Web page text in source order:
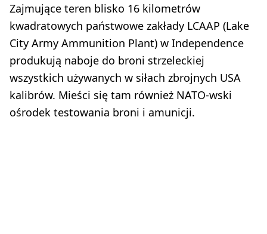
Zajmujące teren blisko 16 kilometrów
kwadratowych państwowe zakłady LCAAP (Lake
City Army Ammunition Plant) w Independence
produkują naboje do broni strzeleckiej
wszystkich używanych w siłach zbrojnych USA
kalibrów. Mieści się tam również NATO-wski
ośrodek testowania broni i amunicji.